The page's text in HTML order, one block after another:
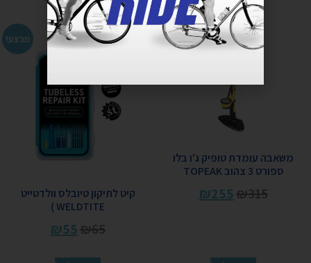
מבצע!
משאבה עומדת טופיק ג'ו בלו
ספורט 3 צהוב TOPEAK
₪315
₪255
מבצע!
קיט לתיקון טיובלס וולדטייט
WELDTITE )
₪65
₪55